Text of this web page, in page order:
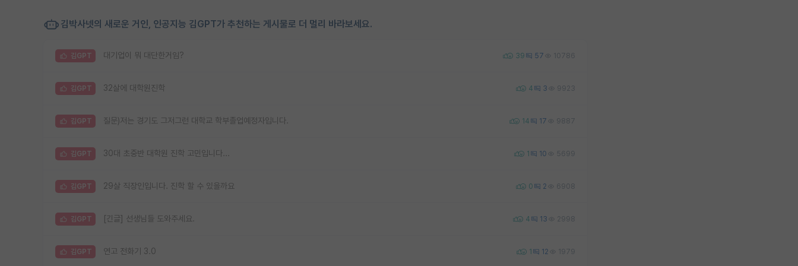
김박사넷의 새로운 거인, 인공지능 김GPT가 추천하는 게시물로 더 멀리 바라보세요.
김GPT 대기업이 뭐 대단한거임? 39 57 10786
김GPT 32살에 대학원진학 4 3 9923
김GPT 질문)저는 경기도 그저그런 대학교 학부졸업예정자입니다. 14 17 9887
김GPT 30대 초중반 대학원 진학 고민입니다... 1 10 5699
김GPT 29살 직장인입니다. 진학 할 수 있을까요 0 2 6908
김GPT [긴글] 선생님들 도와주세요. 4 13 2998
김GPT 연고 전화기 3.0 1 12 1979